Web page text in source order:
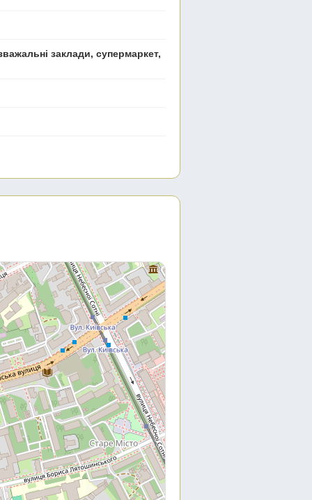
заклади, супермаркет,